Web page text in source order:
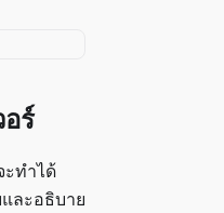
ร์
ะทำได้
ละอธิบาย